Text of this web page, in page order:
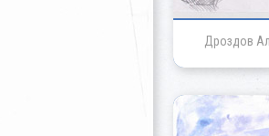
Дроздов